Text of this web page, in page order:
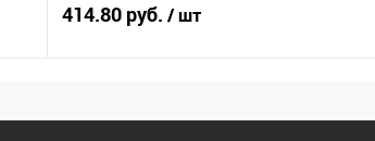
414.80 руб. / шт